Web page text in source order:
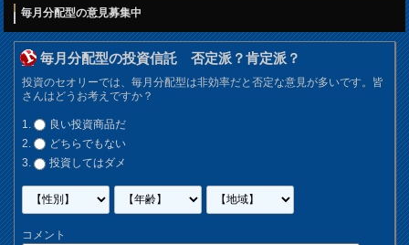
毎月分配型の意見募集中
毎月分配型の投資信託 否定派？肯定派？
投資のセオリーでは、毎月分配型は非効率だと否定な意見が多いです。皆
さんはどうお考えですか？
良い投資商品だ
どちらでもない
投資してはダメ
コメント